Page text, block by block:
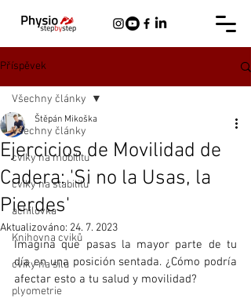
Příspěvek
Všechny články
cviky na mobilitu
cviky na stabilitu
achilovka
Knihovna cviků
cviky na sílu
plyometrie
Všechny články
Ejercicios de Movilidad de
Cadera: 'Si no la Usas, la
Pierdes'
Štěpán Mikoška
Aktualizováno: 24. 7. 2023
Imagina que pasas la mayor parte de tu
día en una posición sentada. ¿Cómo podría
afectar esto a tu salud y movilidad?